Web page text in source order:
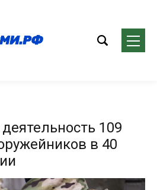
109
в 40